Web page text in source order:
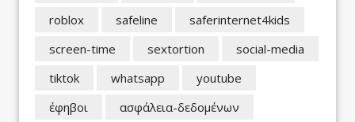
roblox
safeline
saferinternet4kids
screen-time
sextortion
social-media
tiktok
whatsapp
youtube
έφηβοι
ασφάλεια-δεδομένων